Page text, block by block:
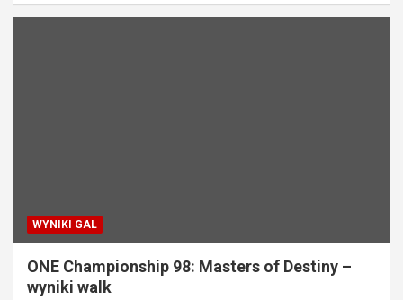
WYNIKI GAL
ONE Championship 98: Masters of Destiny –
wyniki walk